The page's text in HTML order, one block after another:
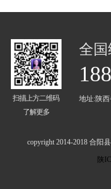
扫描上方二维码
了解更多
全
地址:陕
copyright 2014-2018 合阳
陕